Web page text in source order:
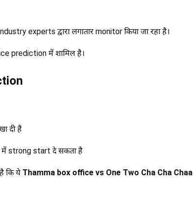
experts द्वारा लगातार monitor किया जा रहा है।
prediction में शामिल है।
दी है
strong start दे सकता है
कि येThamma box office vs One Two Cha Cha Chaa